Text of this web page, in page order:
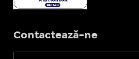
Contactează-ne